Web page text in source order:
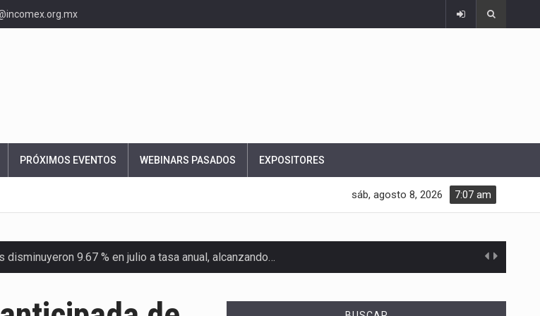
PRÓXIMOS EVENTOS WEBINARS PASADOS EXPOSITORES
7:07 am
sáb, agosto 8, 2026
9.67 % en julio a tasa anual, alcanzando…